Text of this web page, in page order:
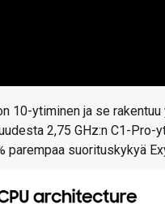
ytiminen ja se
2,75 GHz:n C1-Pro-
suorituskykyä